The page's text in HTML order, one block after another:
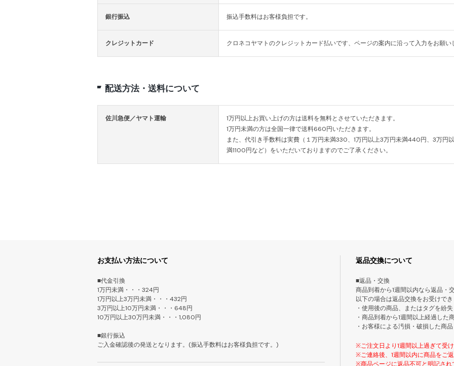
銀行振込 振込手数料はお客様負担です。
クレジットカード クロネコヤマトのクレジットカード払いです、ページの案内に沿って入力をお願い
配送方法・送料について
佐川急便／ヤマト運輸
1万円以上お買い上げの方は送料を無料とさせていただきます。
1万円未満の方は全国一律で送料660円いただきます。
また、代引き手数料は実費（１万円未満330、1万円以上3万円未満440円、3万
満1100円など）をいただいておりますのでご了承ください。
お支払い方法について
■代金引換
1万円未満・・・324円
1万円以上3万円未満・・・432円
3万円以上10万円未満・・・648円
10万円以上30万円未満・・・1,080円
■銀行振込
ご入金確認後の発送となります。(振込手数料はお客様負担です。)
返品交換について
■返品・交換
商品到着から1週間以内なら返品・
以下の場合は返品交換をお受けで
・使用後の商品、またはタグを紛
・商品到着から1週間以上経過した
・お客様による汚損・破損した商品
※ご注文日より1週間以上過ぎて受
※ご連絡後、1週間以内に商品をご
※商品ページに返品不可と明記され